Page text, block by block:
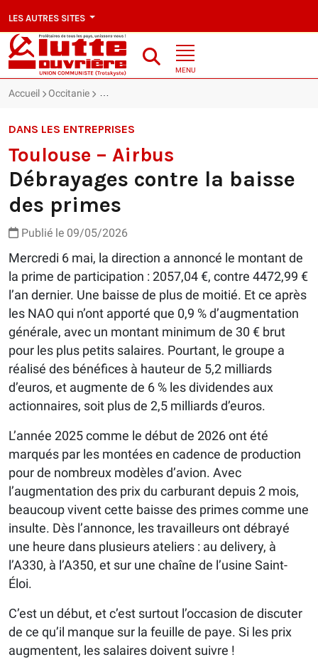
LES AUTRES SITES
MENU
Accueil Occitanie Toulouse – Airbus : Débrayages contre la baisse
DANS LES ENTREPRISES
Toulouse – Airbus
Débrayages contre la baisse
des primes
Publié le 09/05/2026
Mercredi 6 mai, la direction a annoncé le montant de
la prime de participation : 2057,04 €, contre 4472,99 €
l’an dernier. Une baisse de plus de moitié. Et ce après
les NAO qui n’ont apporté que 0,9 % d’augmentation
générale, avec un montant minimum de 30 € brut
pour les plus petits salaires. Pourtant, le groupe a
réalisé des bénéfices à hauteur de 5,2 milliards
d’euros, et augmente de 6 % les dividendes aux
actionnaires, soit plus de 2,5 milliards d’euros.
L’année 2025 comme le début de 2026 ont été
marqués par les montées en cadence de production
pour de nombreux modèles d’avion. Avec
l’augmentation des prix du carburant depuis 2 mois,
beaucoup vivent cette baisse des primes comme une
insulte. Dès l’annonce, les travailleurs ont débrayé
une heure dans plusieurs ateliers : au delivery, à
l’A330, à l’A350, et sur une chaîne de l’usine Saint-
Éloi.
C’est un début, et c’est surtout l’occasion de discuter
de ce qu’il manque sur la feuille de paye. Si les prix
augmentent, les salaires doivent suivre !